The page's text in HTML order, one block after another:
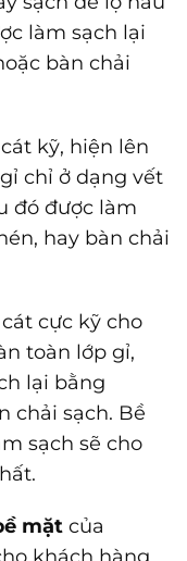
làm sạch lại
bàn chải
kỹ, hiện lên
chỉ ở dạng vết
đó được làm
hay bàn chải
cực kỹ cho
toàn lớp gỉ,
lại bằng
chải sạch. Bề
sạch sẽ cho
mặt của